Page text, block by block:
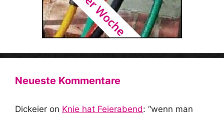
Neueste Kommentare
Dickeier on Knie hat Feierabend: “wenn man